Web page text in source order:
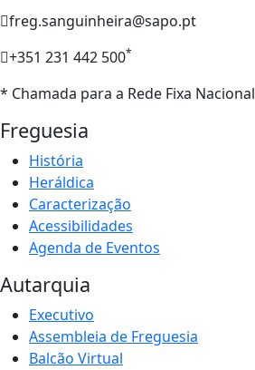
freg.sanguinheira@sapo.pt
+351 231 442 500*
* Chamada para a Rede Fixa Nacional
Freguesia
História
Heráldica
Caracterização
Acessibilidades
Agenda de Eventos
Autarquia
Executivo
Assembleia de Freguesia
Balcão Virtual